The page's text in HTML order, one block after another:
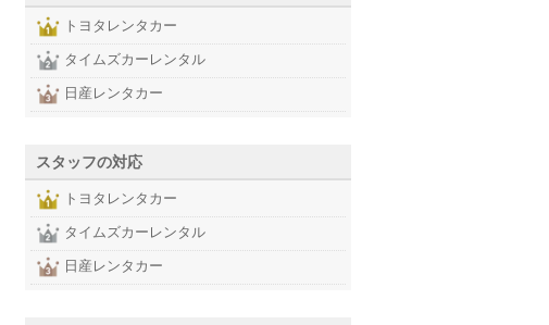
トヨタレンタカー
タイムズカーレンタル
日産レンタカー
スタッフの対応
トヨタレンタカー
タイムズカーレンタル
日産レンタカー